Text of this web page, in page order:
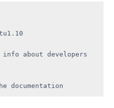
about developers
documentation